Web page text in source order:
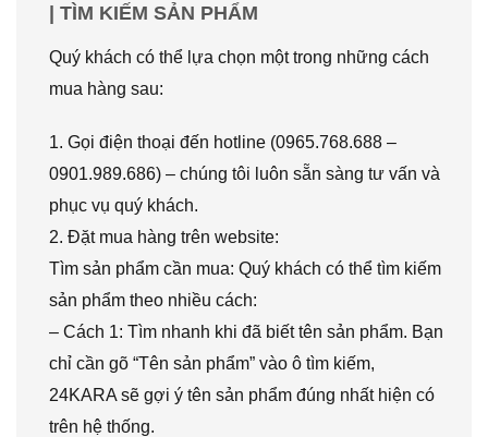
| TÌM KIẾM SẢN PHẨM
Quý khách có thể lựa chọn một trong những cách
mua hàng sau:
1. Gọi điện thoại đến hotline (0965.768.688 –
0901.989.686) – chúng tôi luôn sẵn sàng tư vấn và
phục vụ quý khách.
2. Đặt mua hàng trên website:
Tìm sản phẩm cần mua: Quý khách có thể tìm kiếm
sản phẩm theo nhiều cách:
– Cách 1: Tìm nhanh khi đã biết tên sản phẩm. Bạn
chỉ cần gõ “Tên sản phẩm” vào ô tìm kiếm,
24KARA sẽ gợi ý tên sản phẩm đúng nhất hiện có
trên hệ thống.